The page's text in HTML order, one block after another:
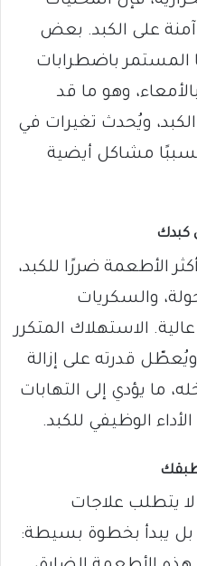
على الكبد. بعض
المستمر باضطرابات
وهو ما قد
ويُحدث تغيرات في
مُسببًا مشاكل أيضية
كبدك
الأطعمة ضررًا للكبد،
والسكريات
الاستهلاك المتكرر
قدرته على إزالة
ما يؤدي إلى التهابات
الوظيفي للكبد.
طبقك
يتطلب علاجات
يبدأ بخطوة بسيطة: